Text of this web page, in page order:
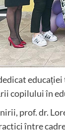
copilului în
prof. dr.
între